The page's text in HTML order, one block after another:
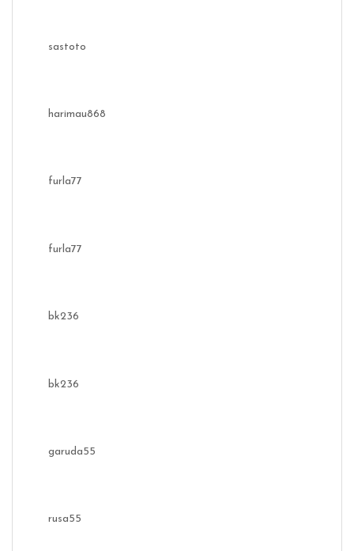
sastoto
harimau868
furla77
furla77
bk236
bk236
garuda55
rusa55